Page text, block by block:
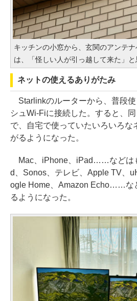
キッチンの小窓から、玄関のアンテ
は、「怪しい人が引っ越して来た」
ネットの使えるありがたみ
Starlinkのルーターから、普段
シュWi-Fiに接続した。すると、
で、自宅で使っていたいろいろな
がるようになった。
Mac、iPhone、iPad……などは
d、Sonos、テレビ、Apple TV、
ogle Home、Amazon Echo……な
るようになった。